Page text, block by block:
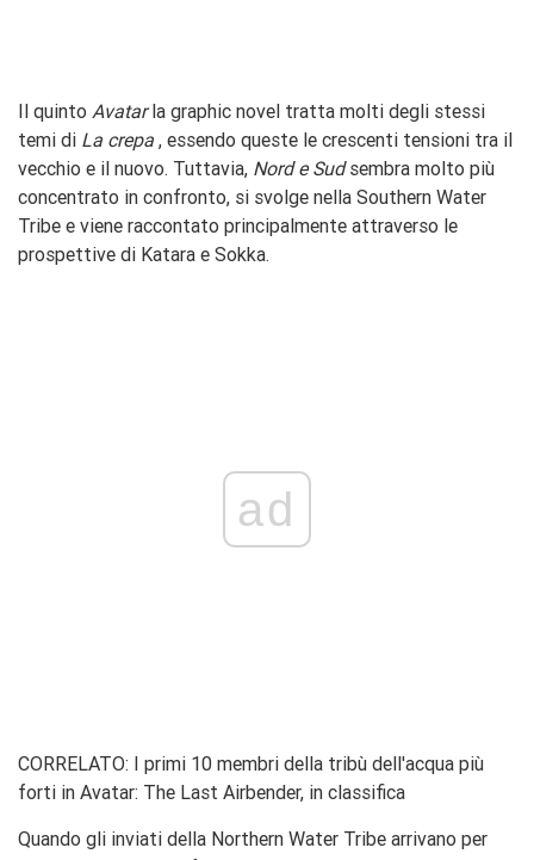
Il quinto Avatarla graphic novel tratta molti degli stessi
temi di La crepa , essendo queste le crescenti tensioni tra il
vecchio e il nuovo. Tuttavia, Nord e Sudsembra molto più
concentrato in confronto, si svolge nella Southern Water
Tribe e viene raccontato principalmente attraverso le
prospettive di Katara e Sokka.
ad
CORRELATO: I primi 10 membri della tribù dell'acqua più
forti in Avatar: The Last Airbender, in classifica
Quando gli inviati della Northern Water Tribe arrivano per